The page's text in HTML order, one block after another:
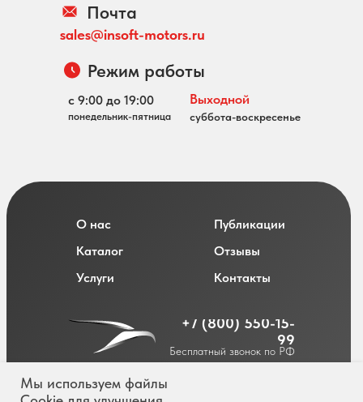
Почта
sales@insoft-motors.ru
Режим работы
с 9:00 до 19:00 Выходной
понедельник-пятница суббота-воскресенье
Мы используем файлы
О нас
Каталог
Услуги
Публикации
Отзывы
Контакты
+7 (800) 550-15-
99
Бесплатный звонок по РФ